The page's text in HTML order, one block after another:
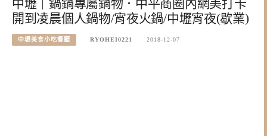
中壢｜鍋鍋專屬鍋物．中平商圈內網美打卡
開到凌晨個人鍋物/宵夜火鍋/中壢宵夜(歇業)
中壢美食小吃餐廳 RYOHEI0221 2018-12-07